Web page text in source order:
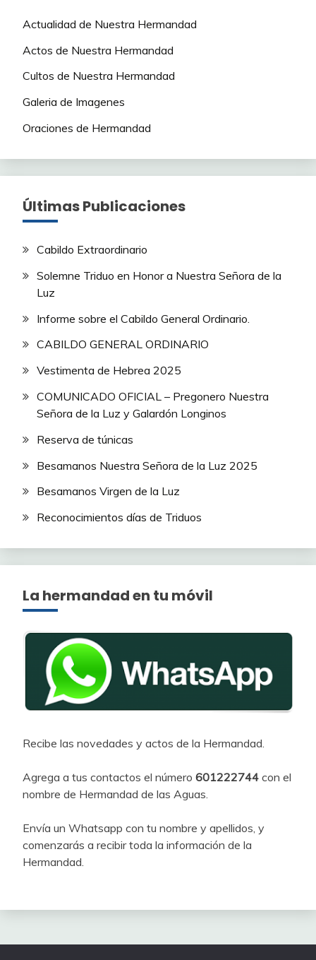
Actualidad de Nuestra Hermandad
Actos de Nuestra Hermandad
Cultos de Nuestra Hermandad
Galeria de Imagenes
Oraciones de Hermandad
Últimas Publicaciones
Cabildo Extraordinario
Solemne Triduo en Honor a Nuestra Señora de la
Luz
Informe sobre el Cabildo General Ordinario.
CABILDO GENERAL ORDINARIO
Vestimenta de Hebrea 2025
COMUNICADO OFICIAL – Pregonero Nuestra
Señora de la Luz y Galardón Longinos
Reserva de túnicas
Besamanos Nuestra Señora de la Luz 2025
Besamanos Virgen de la Luz
Reconocimientos días de Triduos
La hermandad en tu móvil
Recibe las novedades y actos de la Hermandad.
Agrega a tus contactos el número 601222744 con el
nombre de Hermandad de las Aguas.
Envía un Whatsapp con tu nombre y apellidos, y
comenzarás a recibir toda la información de la
Hermandad.